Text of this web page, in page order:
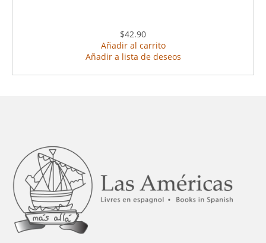
$42.90
Añadir al carrito
Añadir a lista de deseos